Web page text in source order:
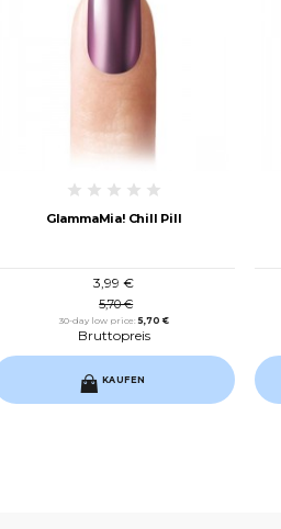
GlammaMia! Chill Pill
3,99 €
5,70 €
30-day low price:5,70 €
Bruttopreis
KAUFEN